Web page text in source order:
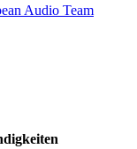
Audio Team